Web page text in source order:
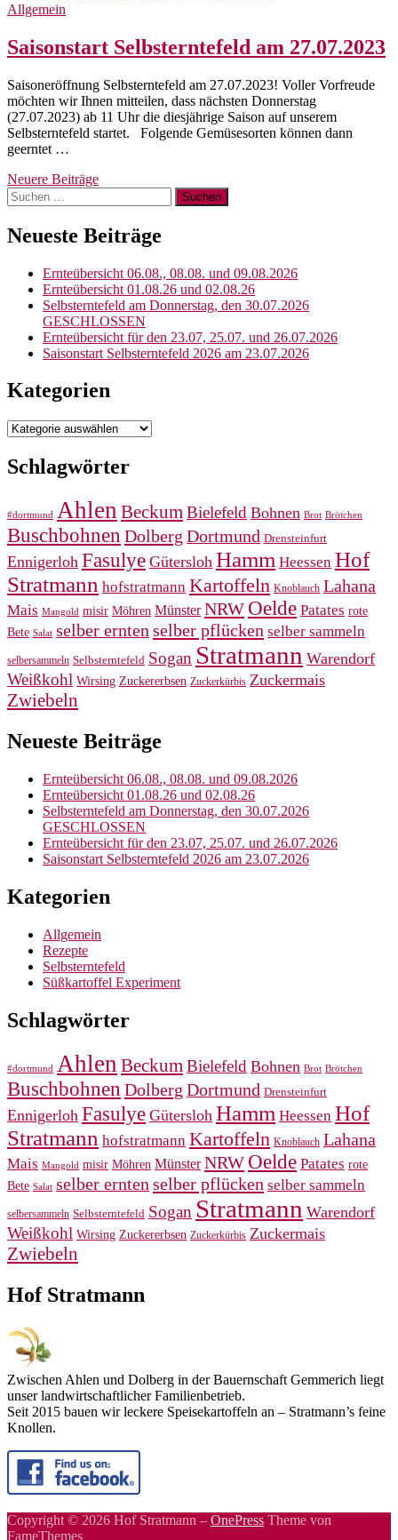
Allgemein
Saisonstart Selbsterntefeld am 27.07.2023
Saisoneröffnung Selbsterntefeld am 27.07.2023! Voller Vorfreude
möchten wir Ihnen mitteilen, dass nächsten Donnerstag
(27.07.2023) ab 11 Uhr die diesjährige Saison auf unserem
Selbsterntefeld startet. Folgende Gemüsesorten können dann
geerntet …
Beitragsnavigation
Neuere Beiträge
Suchen
nach:
Neueste Beiträge
Ernteübersicht 06.08., 08.08. und 09.08.2026
Ernteübersicht 01.08.26 und 02.08.26
Selbsterntefeld am Donnerstag, den 30.07.2026
GESCHLOSSEN
Ernteübersicht für den 23.07, 25.07. und 26.07.2026
Saisonstart Selbsterntefeld 2026 am 23.07.2026
Kategorien
Kategorien
Schlagwörter
#dortmund Ahlen BeckumBielefeld Bohnen Brot Brötchen
Buschbohnen Dolberg Dortmund Drensteinfurt
Ennigerloh Fasulye Gütersloh Hamm Heessen Hof
Stratmann hofstratmann Kartoffeln Knoblauch Lahana
Mais Mangold misir Möhren Münster NRW Oelde Patates rote
Bete Salat selber ernten selber pflücken selber sammeln
selbersammeln Selbsterntefeld Sogan Stratmann Warendorf
Weißkohl Wirsing Zuckererbsen Zuckerkürbis Zuckermais
Zwiebeln
Neueste Beiträge
Ernteübersicht 06.08., 08.08. und 09.08.2026
Ernteübersicht 01.08.26 und 02.08.26
Selbsterntefeld am Donnerstag, den 30.07.2026
GESCHLOSSEN
Ernteübersicht für den 23.07, 25.07. und 26.07.2026
Saisonstart Selbsterntefeld 2026 am 23.07.2026
Kategorien
Allgemein
Rezepte
Selbsterntefeld
Süßkartoffel Experiment
Schlagwörter
#dortmund Ahlen Beckum Bielefeld Bohnen Brot Brötchen
Buschbohnen Dolberg Dortmund Drensteinfurt
Ennigerloh Fasulye Gütersloh Hamm Heessen Hof
Stratmann hofstratmann Kartoffeln Knoblauch Lahana
Mais Mangold misir Möhren Münster NRW Oelde Patates rote
Bete Salat selber ernten selber pflücken selber sammeln
selbersammeln Selbsterntefeld Sogan Stratmann Warendorf
Weißkohl Wirsing Zuckererbsen Zuckerkürbis Zuckermais
Zwiebeln
Hof Stratmann
Zwischen Ahlen und Dolberg in der Bauernschaft Gemmerich liegt
unser landwirtschaftlicher Familienbetrieb.
Seit 2015 bauen wir leckere Speisekartoffeln an – Stratmann’s feine
Knollen.
Copyright © 2026 Hof Stratmann – OnePress Theme von
FameThemes